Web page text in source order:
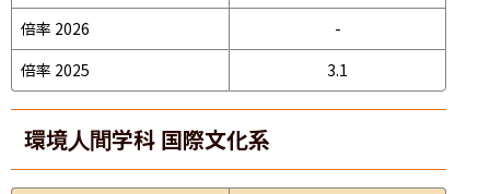
倍率 2026
-
倍率 2025
3.1
環境人間学科 国際文化系